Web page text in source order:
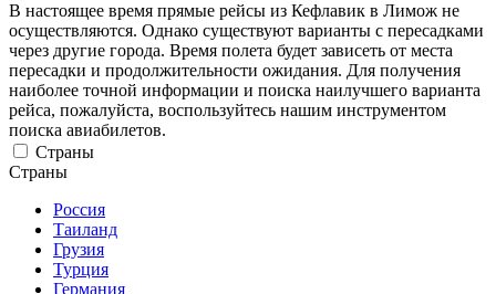
В настоящее время прямые рейсы из Кефлавик в Лимож не
осуществляются. Однако существуют варианты с пересадками
через другие города. Время полета будет зависеть от места
пересадки и продолжительности ожидания. Для получения
наиболее точной информации и поиска наилучшего варианта
рейса, пожалуйста, воспользуйтесь нашим инструментом
поиска авиабилетов.
Страны
Страны
Россия
Таиланд
Грузия
Турция
Германия